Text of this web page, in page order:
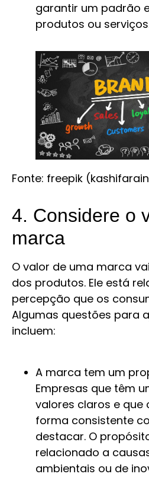
garantir um padrão
produtos ou
Fonte: freepik
4. Considere o
marca
O valor de uma marca
dos produtos. Ele está
percepção que os
Algumas questões para
incluem:
A marca tem um
Empresas que têm
valores claros e que
forma consistente
destacar. O
relacionado a
ambientais ou de